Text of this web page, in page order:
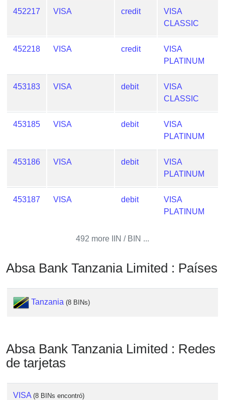
IP
IP
BIN
/
Validator
452217 VISA credit
VISA
CLASSIC
452218 VISA credit
VISA
PLATINUM
453183 VISA debit
VISA
CLASSIC
453185 VISA debit
VISA
PLATINUM
453186 VISA debit
VISA
PLATINUM
453187 VISA debit
VISA
PLATINUM
492 more IIN / BIN ...
Absa Bank Tanzania Limited : Países
Tanzania (8 BINs)
Absa Bank Tanzania Limited : Redes
de tarjetas
VISA (8 BINs encontró)